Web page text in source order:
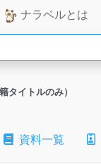
ナラベルとは
タイトルのみ）
資料一覧